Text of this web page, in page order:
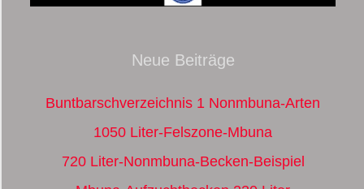
Neue Beiträge
Buntbarschverzeichnis 1 Nonmbuna-Arten
1050 Liter-Felszone-Mbuna
720 Liter-Nonmbuna-Becken-Beispiel